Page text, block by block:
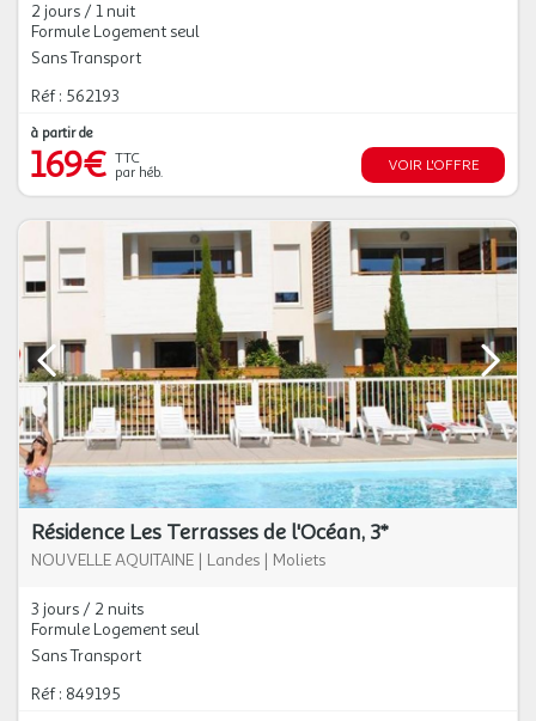
2 jours / 1 nuit
Formule Logement seul
Sans Transport
Réf : 562193
à partir de
169€ TTC
par héb.
VOIR L'OFFRE
Résidence Les Terrasses de l'Océan, 3*
NOUVELLE AQUITAINE | Landes | Moliets
3 jours / 2 nuits
Formule Logement seul
Sans Transport
Réf : 849195